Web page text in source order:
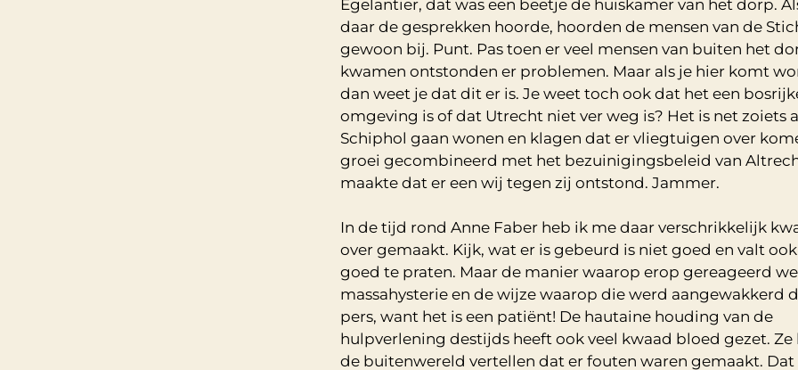
Egelantier, dat was een beetje de huiskamer van het dorp.
daar de gesprekken hoorde, hoorden de mensen van de
gewoon bij. Punt. Pas toen er veel mensen van buiten het
kwamen ontstonden er problemen. Maar als je hier komt
dan weet je dat dit er is. Je weet toch ook dat het een
omgeving is of dat Utrecht niet ver weg is? Het is net zoiets
Schiphol gaan wonen en klagen dat er vliegtuigen over
groei gecombineerd met het bezuinigingsbeleid van
maakte dat er een wij tegen zij ontstond. Jammer.
In de tijd rond Anne Faber heb ik me daar verschrikkelijk
over gemaakt. Kijk, wat er is gebeurd is niet goed en valt
goed te praten. Maar de manier waarop erop gereageerd
massahysterie en de wijze waarop die werd aangewakkerd
pers, want het is een patiënt! De hautaine houding van de
hulpverlening destijds heeft ook veel kwaad bloed gezet. Ze
de buitenwereld vertellen dat er fouten waren gemaakt.